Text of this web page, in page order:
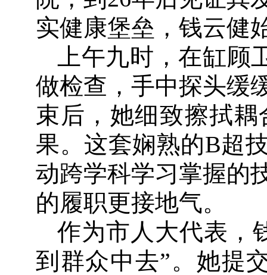
实健康堡垒，钱云健
上午九时，在缸顾
做检查，手中探头缓
束后，她细致擦拭
果。这套娴熟的B超
动跨学科学习掌握的
的履职更接地气。
作为市人大代表，
到群众中去”。她提